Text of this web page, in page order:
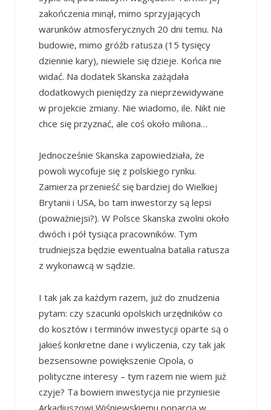
zakończenia minął, mimo sprzyjających
warunków atmosferycznych 20 dni temu. Na
budowie, mimo gróźb ratusza (15 tysięcy
dziennie kary), niewiele się dzieje. Końca nie
widać. Na dodatek Skanska zażądała
dodatkowych pieniędzy za nieprzewidywane
w projekcie zmiany. Nie wiadomo, ile. Nikt nie
chce się przyznać, ale coś około miliona…
Jednocześnie Skanska zapowiedziała, że
powoli wycofuje się z polskiego rynku.
Zamierza przenieść się bardziej do Wielkiej
Brytanii i USA, bo tam inwestorzy są lepsi
(poważniejsi?). W Polsce Skanska zwolni około
dwóch i pół tysiąca pracowników. Tym
trudniejsza będzie ewentualna batalia ratusza
z wykonawcą w sądzie.
I tak jak za każdym razem, już do znudzenia
pytam: czy szacunki opolskich urzędników co
do kosztów i terminów inwestycji oparte są o
jakieś konkretne dane i wyliczenia, czy tak jak
bezsensowne powiększenie Opola, o
polityczne interesy – tym razem nie wiem już
czyje? Ta bowiem inwestycja nie przyniesie
Arkadiuszowi Wiśniewskiemu poparcia w